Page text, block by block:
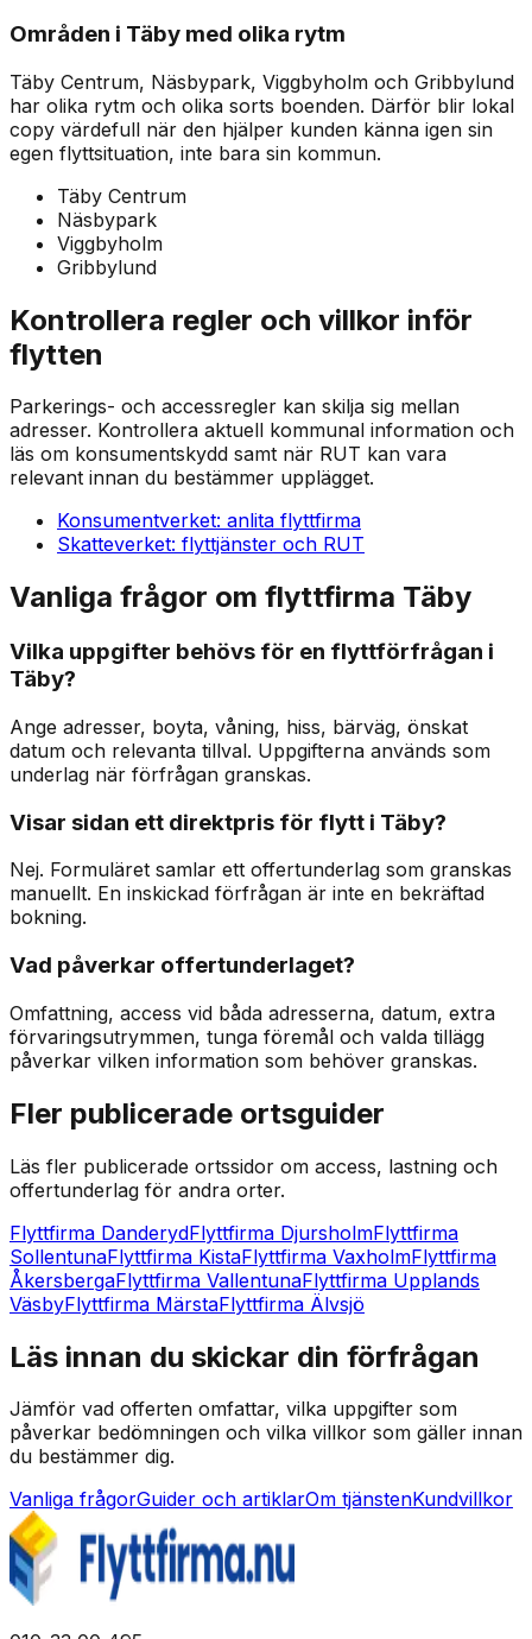
Områden i Täby med olika rytm
Täby Centrum, Näsbypark, Viggbyholm och Gribbylund
har olika rytm och olika sorts boenden. Därför blir lokal
copy värdefull när den hjälper kunden känna igen sin
egen flyttsituation, inte bara sin kommun.
Täby Centrum
Näsbypark
Viggbyholm
Gribbylund
Kontrollera regler och villkor inför
flytten
Parkerings- och accessregler kan skilja sig mellan
adresser. Kontrollera aktuell kommunal information och
läs om konsumentskydd samt när RUT kan vara
relevant innan du bestämmer upplägget.
Konsumentverket: anlita flyttfirma
Skatteverket: flyttjänster och RUT
Vanliga frågor om flyttfirma Täby
Vilka uppgifter behövs för en flyttförfrågan i
Täby?
Ange adresser, boyta, våning, hiss, bärväg, önskat
datum och relevanta tillval. Uppgifterna används som
underlag när förfrågan granskas.
Visar sidan ett direktpris för flytt i Täby?
Nej. Formuläret samlar ett offertunderlag som granskas
manuellt. En inskickad förfrågan är inte en bekräftad
bokning.
Vad påverkar offertunderlaget?
Omfattning, access vid båda adresserna, datum, extra
förvaringsutrymmen, tunga föremål och valda tillägg
påverkar vilken information som behöver granskas.
Fler publicerade ortsguider
Läs fler publicerade ortssidor om access, lastning och
offertunderlag för andra orter.
Flyttfirma DanderydFlyttfirma DjursholmFlyttfirma
SollentunaFlyttfirma KistaFlyttfirma VaxholmFlyttfirma
ÅkersbergaFlyttfirma VallentunaFlyttfirma Upplands
VäsbyFlyttfirma MärstaFlyttfirma Älvsjö
Läs innan du skickar din förfrågan
Jämför vad offerten omfattar, vilka uppgifter som
påverkar bedömningen och vilka villkor som gäller innan
du bestämmer dig.
Vanliga frågorGuider och artiklarOm tjänstenKundvillkor